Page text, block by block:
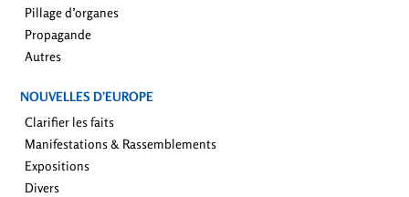
Pillage d’organes
Propagande
Autres
NOUVELLES D’EUROPE
Clarifier les faits
Manifestations & Rassemblements
Expositions
Divers